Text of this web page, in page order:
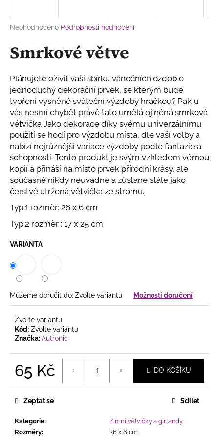
Průměrné
produktu
je
5
hvězdiček.
Neohodnoceno Podrobnosti hodnocení
Smrkové větve
Plánujete oživit vaši sbírku vánočních ozdob o
jednoduchý dekorační prvek, se kterým bude
tvoření vysněné sváteční výzdoby hračkou? Pak u
vás nesmí chybět právě tato umělá ojíněná smrková
větvička Jako dekorace díky svému univerzálnímu
použití se hodí pro výzdobu místa, dle vaší volby a
nabízí nejrůznější variace výzdoby podle fantazie a
schopností. Tento produkt je svým vzhledem věrnou
kopií a přináší na místo prvek přírodní krásy, ale
současně nikdy neuvadne a zůstane stále jako
čerstvě utržená větvička ze stromu.
Typ.1 rozměr: 26 x 6 cm
Typ.2 rozměr : 17 x 25 cm
VARIANTA
Můžeme doručit do: Zvolte variantu Možnosti doručení
Zvolte variantu
Kód: Zvolte variantu
Značka:Autronic
65 Kč DO KOŠÍKU
Kategorie:
Zimní větvičky a girlandy
Rozměry: 26 x 6 cm
Zeptat se Sdílet
j
t
?
HLEDAT
D
o
p
o
u
č
u
j
m
PODZIMNÍ
NA
HROB
SE
A
182